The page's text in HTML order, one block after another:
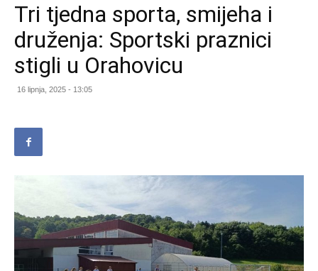
stranice
Grada
Tri tjedna sporta, smijeha i
druženja: Sportski praznici
stigli u Orahovicu
16 lipnja, 2025 - 13:05